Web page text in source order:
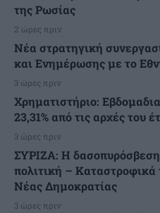
της Ρωσίας
2 ώρες πριν
Νέα στρατηγική
και Ενημέρωσης με το
3 ώρες πριν
Χρηματιστήριο:
23,31% από τις αρχές του
3 ώρες πριν
ΣΥΡΙΖΑ: Η δασοπυρόσβεση
πολιτική –
Νέας Δημοκρατίας
3 ώρες πριν